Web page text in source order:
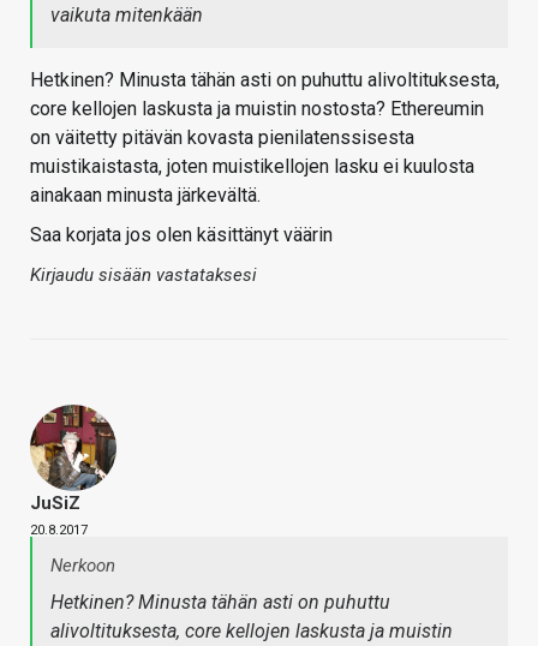
vaikuta mitenkään
Hetkinen? Minusta tähän asti on puhuttu alivoltituksesta,
core kellojen laskusta ja muistin nostosta? Ethereumin
on väitetty pitävän kovasta pienilatenssisesta
muistikaistasta, joten muistikellojen lasku ei kuulosta
ainakaan minusta järkevältä.
Saa korjata jos olen käsittänyt väärin
Kirjaudu sisään vastataksesi
JuSiZ
20.8.2017
Nerkoon
Hetkinen? Minusta tähän asti on puhuttu
alivoltituksesta, core kellojen laskusta ja muistin